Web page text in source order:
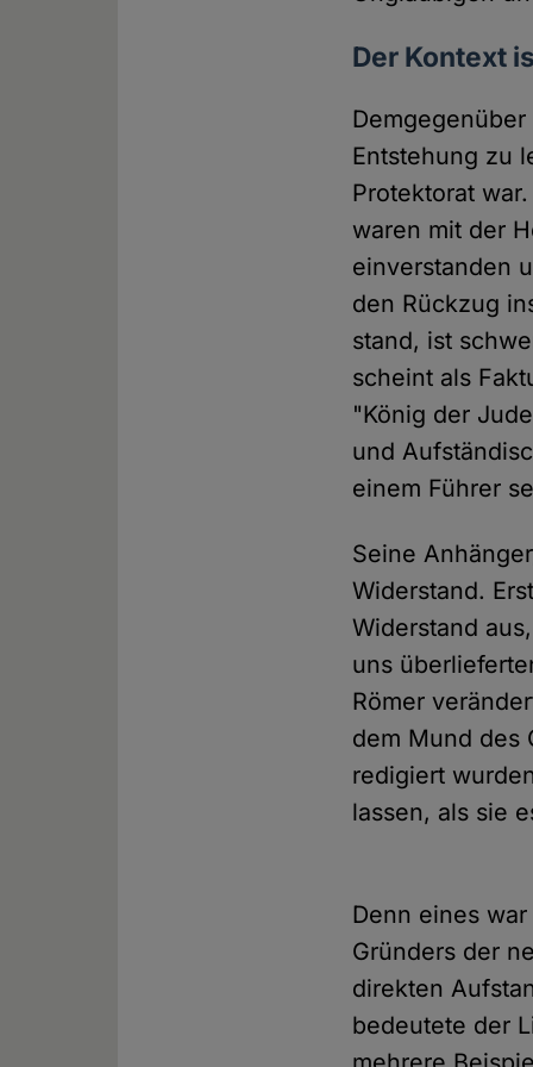
Der Kontext
Entstehung zu
Protektorat
waren mit der
einverstanden
den Rückzug
stand, ist
scheint als
"König der
und
einem Führer
Seine
Widerstand.
Widerstand
uns
Römer
dem Mund des
redigiert
lassen, als sie
Denn eines
Gründers der
direkten
bedeutete der